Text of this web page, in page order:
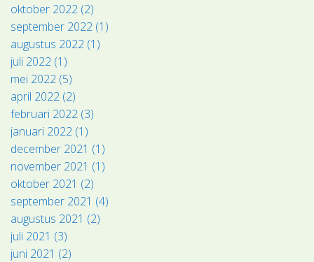
oktober 2022 (2)
september 2022 (1)
augustus 2022 (1)
juli 2022 (1)
mei 2022 (5)
april 2022 (2)
februari 2022 (3)
januari 2022 (1)
december 2021 (1)
november 2021 (1)
oktober 2021 (2)
september 2021 (4)
augustus 2021 (2)
juli 2021 (3)
juni 2021 (2)